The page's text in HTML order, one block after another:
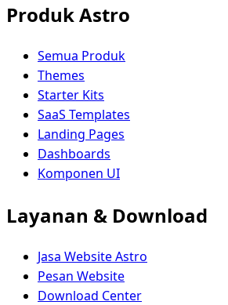
Produk Astro
Semua Produk
Themes
Starter Kits
SaaS Templates
Landing Pages
Dashboards
Komponen UI
Layanan & Download
Jasa Website Astro
Pesan Website
Download Center